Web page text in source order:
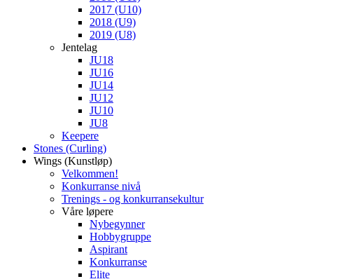
2017 (U10)
2018 (U9)
2019 (U8)
Jentelag
JU18
JU16
JU14
JU12
JU10
JU8
Keepere
Stones (Curling)
Wings (Kunstløp)
Velkommen!
Konkurranse nivå
Trenings - og konkurransekultur
Våre løpere
Nybegynner
Hobbygruppe
Aspirant
Konkurranse
Elite